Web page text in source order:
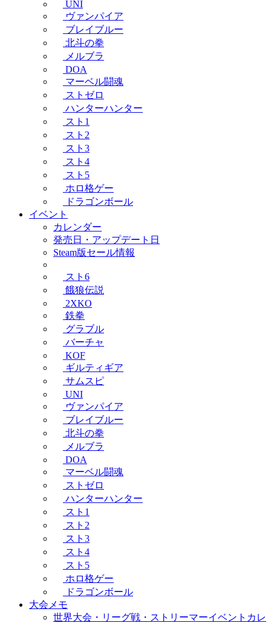
UNI
ヴァンパイア
ブレイブルー
北斗の拳
メルブラ
DOA
マーベル闘魂
ストゼロ
ハンターハンター
スト1
スト2
スト3
スト4
スト5
ホロ格ゲー
ドラゴンボール
イベント
カレンダー
発売日・アップデート日
Steam版セール情報
スト6
餓狼伝説
2XKO
鉄拳
グラブル
バーチャ
KOF
ギルティギア
サムスピ
UNI
ヴァンパイア
ブレイブルー
北斗の拳
メルブラ
DOA
マーベル闘魂
ストゼロ
ハンターハンター
スト1
スト2
スト3
スト4
スト5
ホロ格ゲー
ドラゴンボール
大会メモ
世界大会・リーグ戦・ストリーマーイベントカレ